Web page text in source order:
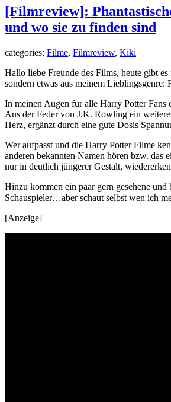
[Filmreview]:
und wo sie zu finden sind
categories: Filme, Filmreview, Kiki
Hallo liebe Freunde des Films, heute gibt
sondern etwas aus meinem Lieblingsgenre:
In meinen Augen für alle Harry Potter Fans
Aus der Feder von J.K. Rowling ein
Herz, ergänzt durch eine gute Dosis
Wer aufpasst und die Harry Potter Filme
anderen bekannten Namen hören bzw. das
nur in deutlich jüngerer Gestalt,
Hinzu kommen ein paar gern gesehene und
Schauspieler…aber schaut selbst wen ich
[Anzeige]